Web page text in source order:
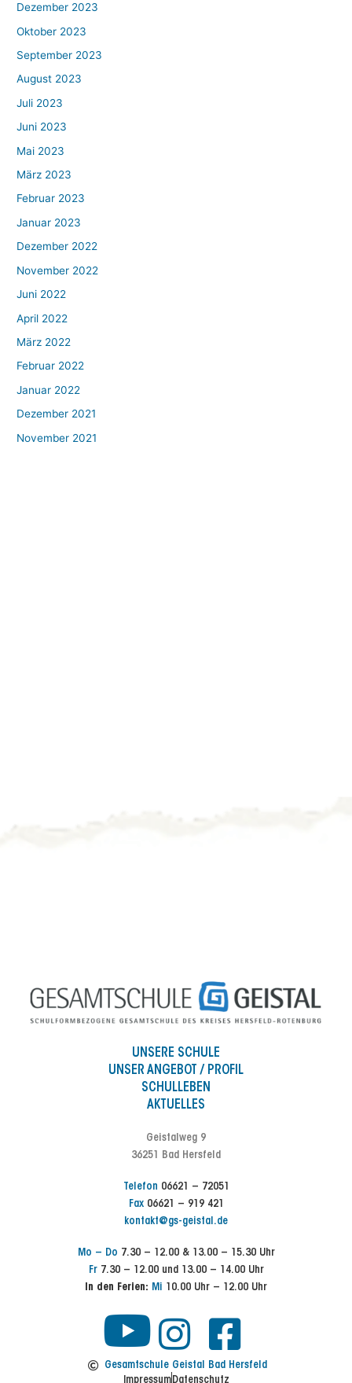
Dezember 2023
Oktober 2023
September 2023
August 2023
Juli 2023
Juni 2023
Mai 2023
März 2023
Februar 2023
Januar 2023
Dezember 2022
November 2022
Juni 2022
April 2022
März 2022
Februar 2022
Januar 2022
Dezember 2021
November 2021
UNSERE SCHULE
UNSER ANGEBOT / PROFIL
SCHULLEBEN
AKTUELLES
Geistalweg 9
36251 Bad Hersfeld
Telefon 06621 – 72051
Fax06621 – 919 421
kontakt@gs-geistal.de
Mo – Do 7.30 – 12.00 & 13.00 – 15.30 Uhr
Fr7.30 – 12.00 und 13.00 – 14.00 Uhr
In den Ferien: Mi 10.00 Uhr – 12.00 Uhr
Y I
n
F
a
Gesamtschule Geistal Bad Hersfeld